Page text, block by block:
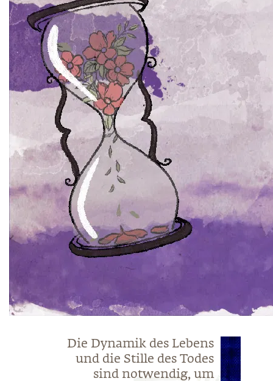
Die Dynamik des Lebens
und die Stille des Todes
sind notwendig, um